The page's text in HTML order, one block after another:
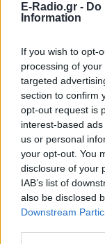
E-Radio.gr - Do
Information
If you wish to opt-
processing of
targeted
section to confirm
opt-out request is
interest-based
us or personal
your opt-out. You
disclosure of your
IAB’s list of
also be disclosed
Downstream